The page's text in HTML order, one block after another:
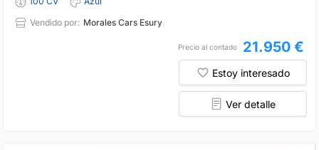
Vendido por: Morales Cars Esury
Precio al contado 21.950 €
Estoy interesado
Ver detalle